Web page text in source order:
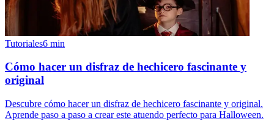
Tutoriales6 min
Cómo hacer un disfraz de hechicero fascinante y
original
Descubre cómo hacer un disfraz de hechicero fascinante y original.
Aprende paso a paso a crear este atuendo perfecto para Halloween.